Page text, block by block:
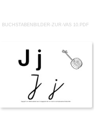
BUCHSTABENBILDER-ZUR-VAS 10.PDF